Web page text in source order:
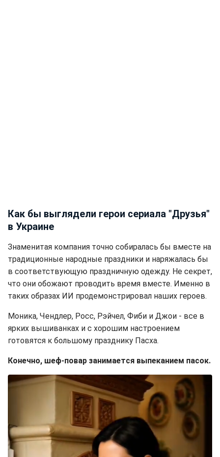
Как бы выглядели герои сериала "Друзья"
в Украине
Знаменитая компания точно собиралась бы вместе на
традиционные народные праздники и наряжалась бы
в соответствующую праздничную одежду. Не секрет,
что они обожают проводить время вместе. Именно в
таких образах ИИ продемонстрировал наших героев.
Моника, Чендлер, Росс, Рэйчел, Фиби и Джои - все в
ярких вышиванках и с хорошим настроением
готовятся к большому празднику Пасха.
Конечно, шеф-повар занимается выпеканием пасок.